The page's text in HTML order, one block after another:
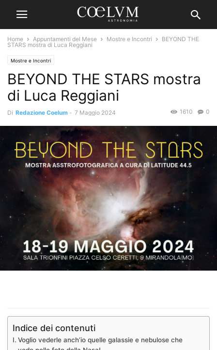
Home Appuntamenti del Mese Mostre e Incontri
BEYOND THE
STARS mostra di Luca Reggiani
Mostre e Incontri
BEYOND THE STARS mostra
di Luca Reggiani
Di Redazione Coelum - 7 Maggio 2024 0
1610
Indice dei contenuti
Voglio vederle anch’io quelle galassie e nebulose che